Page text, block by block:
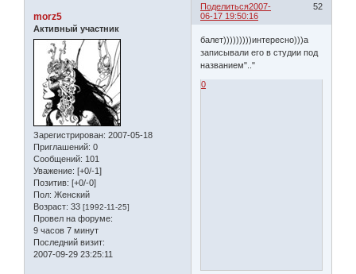
Поделиться 52
2007-
06-17 19:50:16
morz5
Активный участник
Зарегистрирован: 2007-05-18
Приглашений: 0
Сообщений: 101
Уважение: [+0/-1]
Позитив: [+0/-0]
Пол: Женский
Возраст: 33 [1992-11-25]
Провел на форуме:
9 часов 7 минут
Последний визит:
2007-09-29 23:25:11
балет)))))))))интересно)))а
записывали его в студии под
названием".."
0